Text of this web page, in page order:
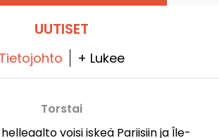
UUTISET
Tietojohto + Lukee
Torstai
voisi iskeä Pariisiin ja Île-